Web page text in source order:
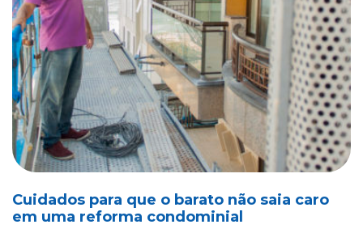
Cuidados para que o barato não saia caro
em uma reforma condominial